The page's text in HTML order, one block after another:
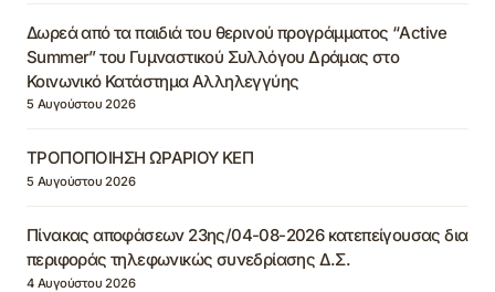
Δωρεά από τα παιδιά του θερινού προγράμματος “Active
Summer” του Γυμναστικού Συλλόγου Δράμας στο
Κοινωνικό Κατάστημα Αλληλεγγύης
5 Αυγούστου 2026
ΤΡΟΠΟΠΟΙΗΣΗ ΩΡΑΡΙΟΥ ΚΕΠ
5 Αυγούστου 2026
Πίνακας αποφάσεων 23ης/04-08-2026 κατεπείγουσας δια
περιφοράς τηλεφωνικώς συνεδρίασης Δ.Σ.
4 Αυγούστου 2026